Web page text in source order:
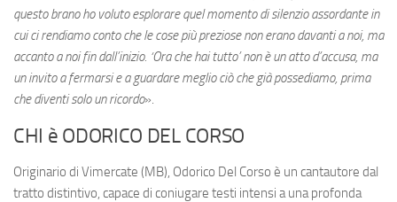
questo brano ho voluto esplorare quel momento di silenzio assordante in
cui ci rendiamo conto che le cose più preziose non erano davanti a noi, ma
accanto a noi fin dall’inizio. ‘Ora che hai tutto’ non è un atto d’accusa, ma
un invito a fermarsi e a guardare meglio ciò che già possediamo, prima
che diventi solo un ricordo».
CHI è ODORICO DEL CORSO
Originario di Vimercate (MB), Odorico Del Corso è un cantautore dal
tratto distintivo, capace di coniugare testi intensi a una profonda